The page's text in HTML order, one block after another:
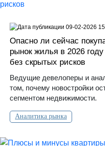
Опасно ли сейчас
рынок жилья в 2026
без скрытых рисков
Ведущие девелоперы и
том, почему новостройки
сегментом недвижимости.
Аналитика рынка
09-02-2026